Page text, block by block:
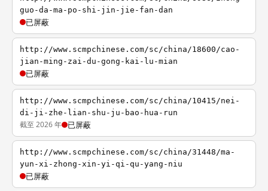
guo-da-ma-po-shi-jin-jie-fan-dan
已屏蔽
http://www.scmpchinese.com/sc/china/18600/cao-
jian-ming-zai-du-gong-kai-lu-mian
已屏蔽
http://www.scmpchinese.com/sc/china/10415/nei-
di-ji-zhe-lian-shu-ju-bao-hua-run
截至 2026 年 已屏蔽
http://www.scmpchinese.com/sc/china/31448/ma-
yun-xi-zhong-xin-yi-qi-qu-yang-niu
已屏蔽